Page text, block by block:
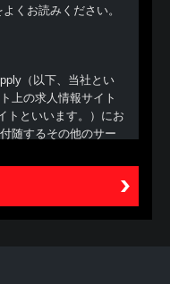
くお読みください。
（以下、当社とい
上の求人情報サイト
トといいます。）にお
随するその他のサー
ビスを利用する方
行う転職活動の支援
に定める職業紹介で
別の職業紹介の依頼